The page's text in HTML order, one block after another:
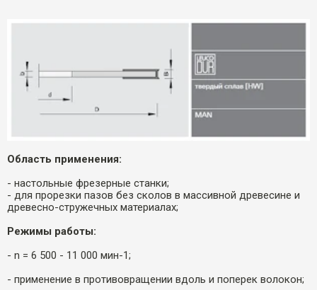
Область применения:
- настольные фрезерные станки;
- для прорезки пазов без сколов в массивной древесине и
древесно-стружечных материалах;
Режимы работы:
- n = 6 500 - 11 000 мин-1;
- применение в противовращении вдоль и поперек волокон;